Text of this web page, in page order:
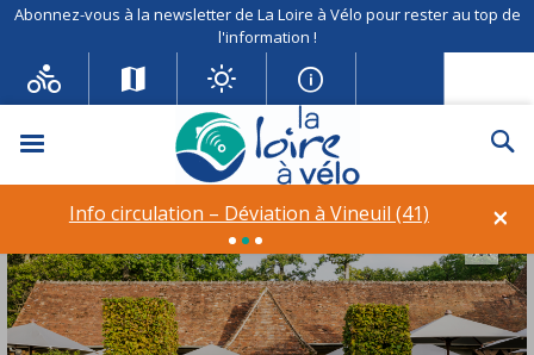
Abonnez-vous à la newsletter de La Loire à Vélo pour rester au top de
l'information !
Menu
×
Info circulation – Déviation à Vineuil (41)
AA